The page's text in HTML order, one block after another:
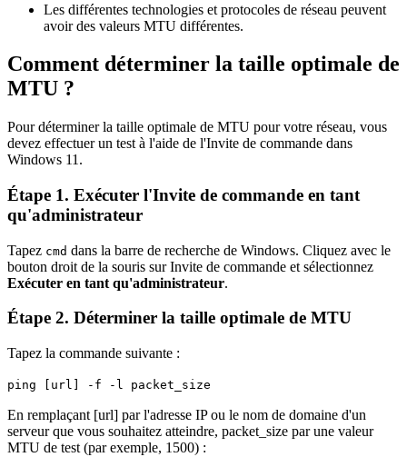
Les différentes technologies et protocoles de réseau peuvent
avoir des valeurs MTU différentes.
Comment déterminer la taille optimale de
MTU ?
Pour déterminer la taille optimale de MTU pour votre réseau, vous
devez effectuer un test à l'aide de l'Invite de commande dans
Windows 11.
Étape 1. Exécuter l'Invite de commande en tant
qu'administrateur
Tapez cmd dans la barre de recherche de Windows. Cliquez avec le
bouton droit de la souris sur Invite de commande et sélectionnez
Exécuter en tant qu'administrateur.
Étape 2. Déterminer la taille optimale de MTU
Tapez la commande suivante :
ping [url] -f -l packet_size
En remplaçant [url] par l'adresse IP ou le nom de domaine d'un
serveur que vous souhaitez atteindre, packet_size par une valeur
MTU de test (par exemple, 1500) :